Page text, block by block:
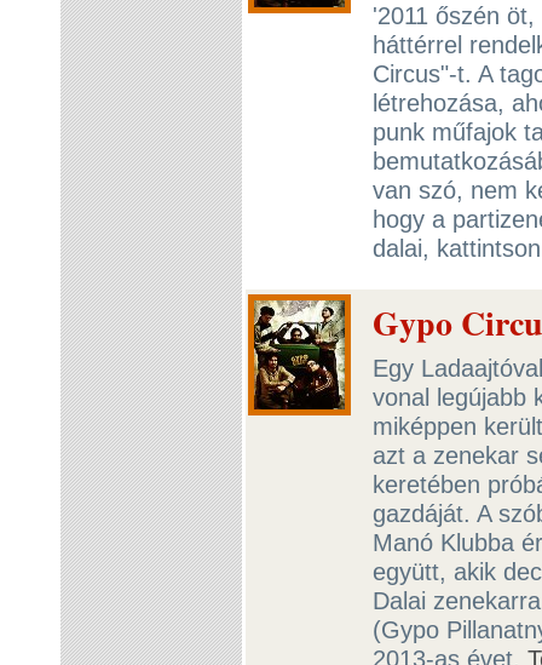
'2011 őszén
háttérrel
Circus"-t. A
létrehozása,
punk műfajok
van szó, nem
hogy a
dalai,
Gypo
Egy
vonal legújabb
miképpen
azt a zenekar
keretében
gazdáját. A
Manó Klubba
együtt, akik
Dalai
(Gypo
2013-as évet.